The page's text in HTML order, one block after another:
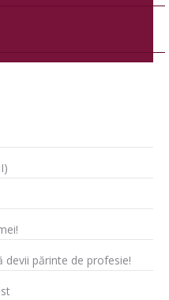
devii părinte de profesie!